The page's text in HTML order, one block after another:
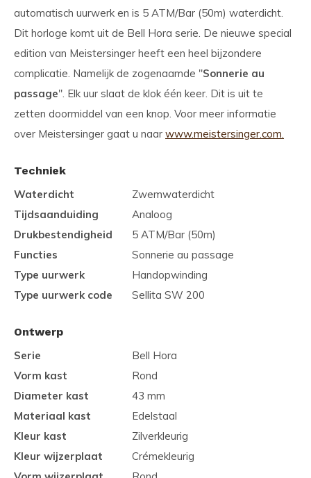
automatisch uurwerk en is 5 ATM/Bar (50m) waterdicht.
Dit horloge komt uit de Bell Hora serie. De nieuwe special
edition van Meistersinger heeft een heel bijzondere
complicatie. Namelijk de zogenaamde ''Sonnerie au
passage''. Elk uur slaat de klok één keer. Dit is uit te
zetten doormiddel van een knop. Voor meer informatie
over Meistersinger gaat u naar www.meistersinger.com.
Techniek
Waterdicht
Zwemwaterdicht
Tijdsaanduiding
Analoog
Drukbestendigheid
5 ATM/Bar (50m)
Functies
Sonnerie au passage
Type uurwerk
Handopwinding
Type uurwerk code
Sellita SW 200
Ontwerp
Serie
Bell Hora
Vorm kast
Rond
Diameter kast
43 mm
Materiaal kast
Edelstaal
Kleur kast
Zilverkleurig
Kleur wijzerplaat
Crémekleurig